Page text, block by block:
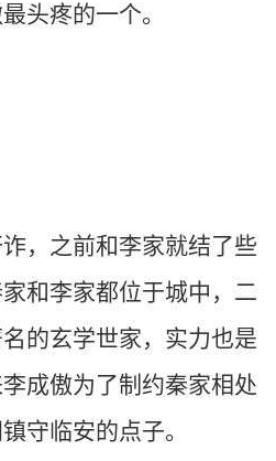
头疼的一个。
前和李家就结了些
和李家都位于城中，二
的玄学世家，实力也是
成傲为了制约秦家相处
守临安的点子。